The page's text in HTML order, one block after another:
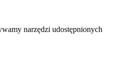
narzędzi udostępnionych